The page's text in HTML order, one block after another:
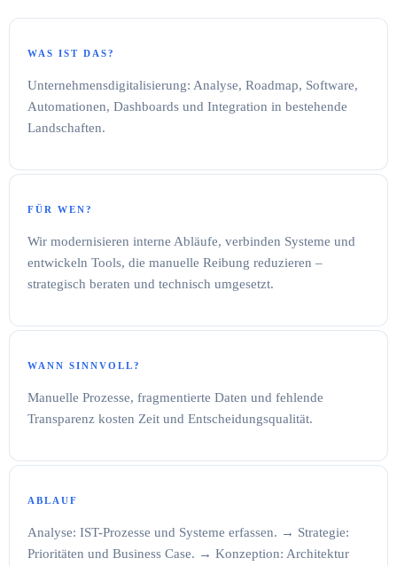
WAS IST DAS?
Unternehmensdigitalisierung: Analyse, Roadmap, Software,
Automationen, Dashboards und Integration in bestehende
Landschaften.
FÜR WEN?
Wir modernisieren interne Abläufe, verbinden Systeme und
entwickeln Tools, die manuelle Reibung reduzieren –
strategisch beraten und technisch umgesetzt.
WANN SINNVOLL?
Manuelle Prozesse, fragmentierte Daten und fehlende
Transparenz kosten Zeit und Entscheidungsqualität.
ABLAUF
Analyse: IST-Prozesse und Systeme erfassen. → Strategie:
Prioritäten und Business Case. → Konzeption: Architektur